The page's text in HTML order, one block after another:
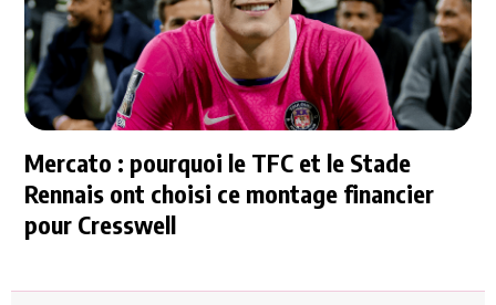
Mercato : pourquoi le TFC et le Stade
Rennais ont choisi ce montage financier
pour Cresswell